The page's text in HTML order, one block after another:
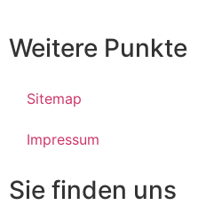
Weitere Punkte
Sitemap
Impressum
Sie finden uns